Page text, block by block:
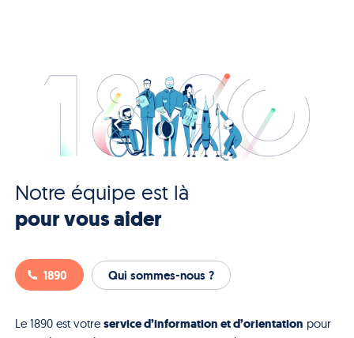
Notre équipe est là
pour vous aider
1890 Qui sommes-nous ?
Le 1890 est votre service d’information et d’orientation pour